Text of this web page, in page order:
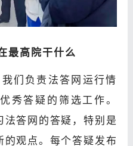
最高院干什么
我们负责法答网运行情
秀答疑的筛选工作。
法答网的答疑，特别是
观点。每个答疑发布